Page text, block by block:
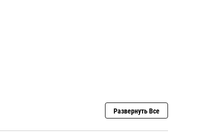
Развернуть Все